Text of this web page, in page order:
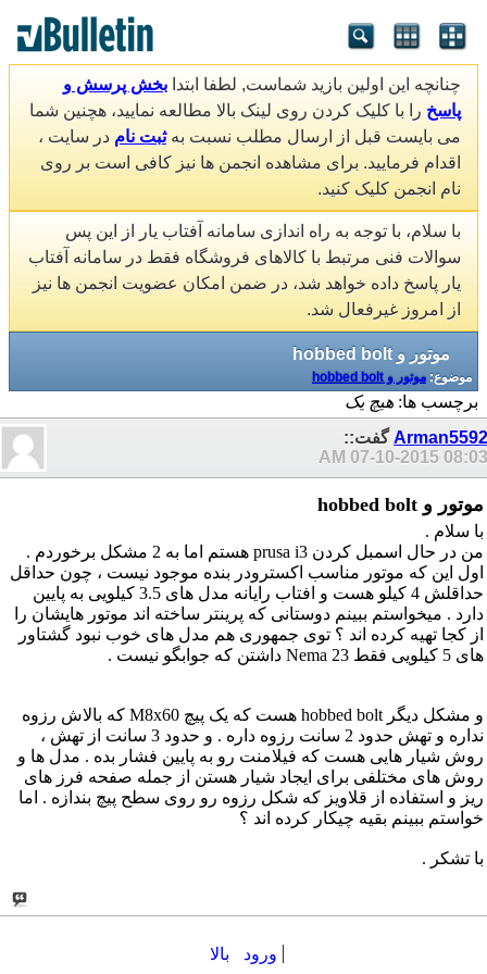
چنانچه این اولین بازید شماست, لطفا ابتدا بخش پرسش و
پاسخ را با کلیک کردن روی لینک بالا مطالعه نمایید، هچنین شما
می بایست قبل از ارسال مطلب نسبت بهثبت نام در سایت ،
اقدام فرمایید. برای مشاهده انجمن ها نیز کافی است بر روی
نام انجمن کلیک کنید.
با سلام، با توجه به راه اندازی سامانه آفتاب یار از این پس
سوالات فنی مرتبط با کالاهای فروشگاه فقط در سامانه آفتاب
یار پاسخ داده خواهد شد، در ضمن امکان عضویت انجمن ها نیز
از امروز غیرفعال شد.
موتور و hobbed bolt
موضوع: موتور و hobbed bolt
برچسب ها: هیچ یک
Arman5592گفت::
07-10-2015 08:03 AM
موتور و hobbed bolt
با سلام .
من در حال اسمبل کردن prusa i3 هستم اما به 2 مشکل برخوردم .
اول این که موتور مناسب اکسترودر بنده موجود نیست ، چون حداقل
حداقلش 4 کیلو هست و افتاب رایانه مدل های 3.5 کیلویی به پایین
دارد . میخواستم ببینم دوستانی که پرینتر ساخته اند موتور هایشان را
از کجا تهیه کرده اند ؟ توی جمهوری هم مدل های خوب نبود گشتاور
های 5 کیلویی فقط Nema 23 داشتن که جوابگو نیست .
و مشکل دیگر hobbed bolt هست که یک پیچ M8x60 که بالاش رزوه
نداره و تهش حدود 2 سانت رزوه داره . و حدود 3 سانت از تهش ،
روش شیار هایی هست که فیلامنت رو به پایین فشار بده . مدل ها و
روش های مختلفی برای ایجاد شیار هستن از جمله صفحه فرز های
ریز و استفاده از قلاویز که شکل رزوه رو روی سطح پیچ بندازه . اما
خواستم ببینم بقیه چیکار کرده اند ؟
با تشکر .
ورود بالا